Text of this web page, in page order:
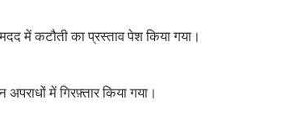
में कटौती का प्रस्ताव पेश किया गया।
में गिरफ़्तार किया गया।